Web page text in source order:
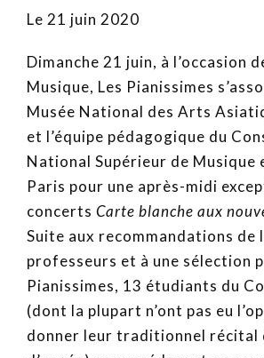
Le 21 juin 2020
Dimanche 21 juin, à l’occasion
Musique, Les Pianissimes
Musée National des Arts
et l’équipe pédagogique du
National Supérieur de Musique
Paris pour une après-midi
concerts Carte blanche aux
Suite aux recommandations de
professeurs et à une sélection
Pianissimes, 13 étudiants du
(dont la plupart n’ont pas eu
donner leur traditionnel récital